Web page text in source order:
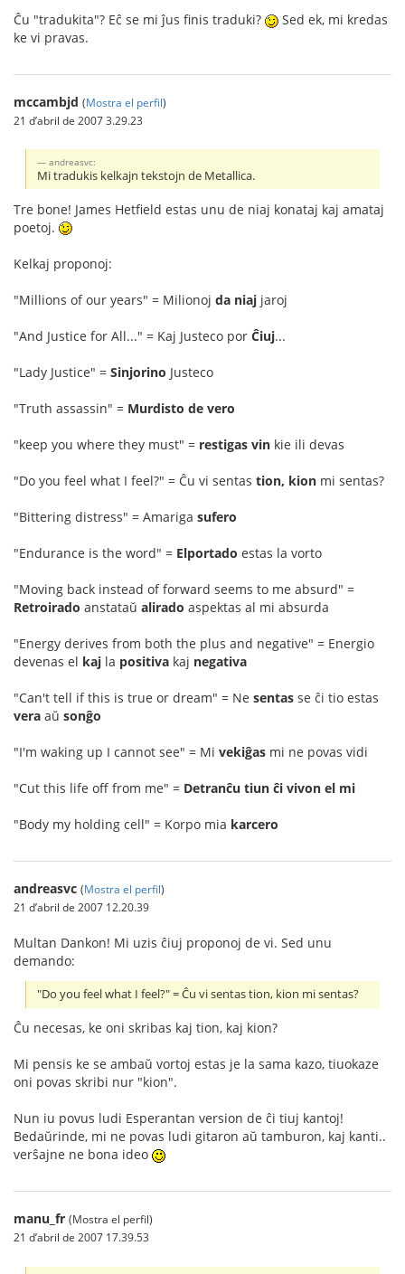
Ĉu "tradukita"? Eĉ se mi ĵus finis traduki?
Sed ek, mi kredas
ke vi pravas.
mccambjd (Mostra el perfil)
21 d’abril de 2007 3.29.23
andreasvc:
Mi tradukis kelkajn tekstojn de Metallica.
Tre bone! James Hetfield estas unu de niaj konataj kaj amataj
poetoj.
Kelkaj proponoj:
"Millions of our years" = Milionoj da niaj jaroj
"And Justice for All..." = Kaj Justeco por Ĉiuj...
"Lady Justice" = Sinjorino Justeco
"Truth assassin" = Murdisto de vero
"keep you where they must" = restigas vin kie ili devas
"Do you feel what I feel?" = Ĉu vi sentas tion, kion mi sentas?
"Bittering distress" = Amariga sufero
"Endurance is the word" = Elportado estas la vorto
"Moving back instead of forward seems to me absurd" =
Retroirado anstataŭ alirado aspektas al mi absurda
"Energy derives from both the plus and negative" = Energio
devenas el kaj la positiva kaj negativa
"Can't tell if this is true or dream" = Ne sentas se ĉi tio estas
vera aŭ sonĝo
"I'm waking up I cannot see" = Mi vekiĝas mi ne povas vidi
"Cut this life off from me" = Detranĉu tiun ĉi vivon el mi
"Body my holding cell" = Korpo mia karcero
andreasvc (Mostra el perfil)
21 d’abril de 2007 12.20.39
Multan Dankon! Mi uzis ĉiuj proponoj de vi. Sed unu
demando:
"Do you feel what I feel?" = Ĉu vi sentas tion, kion mi sentas?
Ĉu necesas, ke oni skribas kaj tion, kaj kion?
Mi pensis ke se ambaŭ vortoj estas je la sama kazo, tiuokaze
oni povas skribi nur "kion".
Nun iu povus ludi Esperantan version de ĉi tiuj kantoj!
Bedaŭrinde, mi ne povas ludi gitaron aŭ tamburon, kaj kanti..
verŝajne ne bona ideo
manu_fr (Mostra el perfil)
21 d’abril de 2007 17.39.53